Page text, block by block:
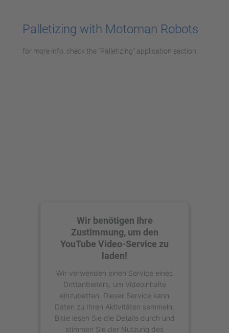
powered by Usercentrics Consent
Palletizing with Motoman Robots
for more info, check the "Palletizing" application section.
Wir benötigen Ihre
Zustimmung, um den
YouTube Video-Service zu
laden!
Wir verwenden einen Service eines
Drittanbieters, um Videoinhalte
einzubetten. Dieser Service kann
Daten zu Ihren Aktivitäten sammeln.
Bitte lesen Sie die Details durch und
stimmen Sie der Nutzung des